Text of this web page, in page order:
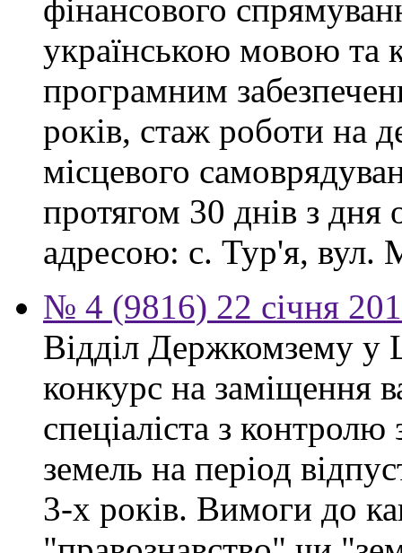
фінансового
українською мовою та
програмним
років, стаж роботи на
місцевого
протягом 30 днів з дня
адресою: с. Тур'я, вул.
№ 4 (9816) 22 січня
Відділ Держкомзему у
конкурс на заміщення
спеціаліста з
земель на період
3-х років. Вимоги до